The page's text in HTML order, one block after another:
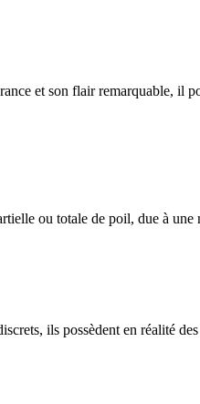
et son flair remarquable, il
ou totale de poil, due à une
ils possèdent en réalité